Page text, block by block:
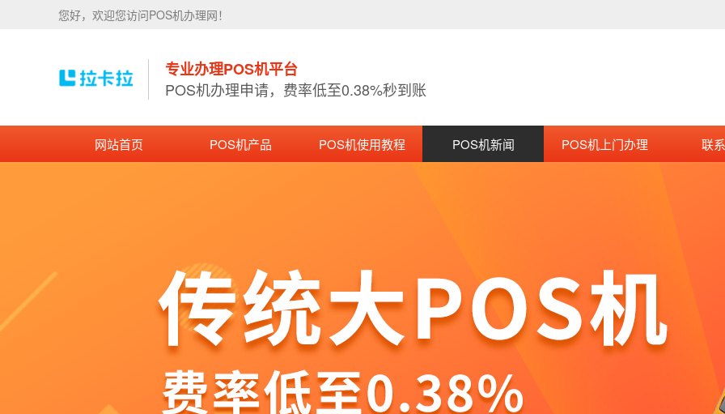
您好，欢迎您访问POS机办理网！
专业办理POS机平台
POS机办理申请，费率低至0.38%秒到账
网站首页 POS机产品 POS机使用教程 POS机新闻 POS机上门办理 联